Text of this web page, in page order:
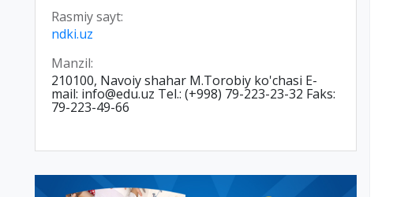
Rasmiy sayt:
ndki.uz
Manzil:
210100, Navoiy shahar M.Torobiy ko'chasi E-
mail: info@edu.uz Tel.: (+998) 79-223-23-32 Faks:
79-223-49-66